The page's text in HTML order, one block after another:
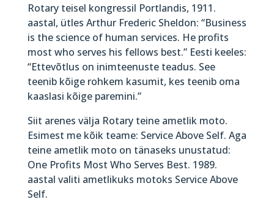
Rotary teisel kongressil Portlandis, 1911.
aastal, ütles Arthur Frederic Sheldon: “Business
is the science of human services. He profits
most who serves his fellows best.” Eesti keeles:
“Ettevõtlus on inimteenuste teadus. See
teenib kõige rohkem kasumit, kes teenib oma
kaaslasi kõige paremini.”
Siit arenes välja Rotary teine ametlik moto.
Esimest me kõik teame: Service Above Self. Aga
teine ametlik moto on tänaseks unustatud:
One Profits Most Who Serves Best. 1989.
aastal valiti ametlikuks motoks Service Above
Self.